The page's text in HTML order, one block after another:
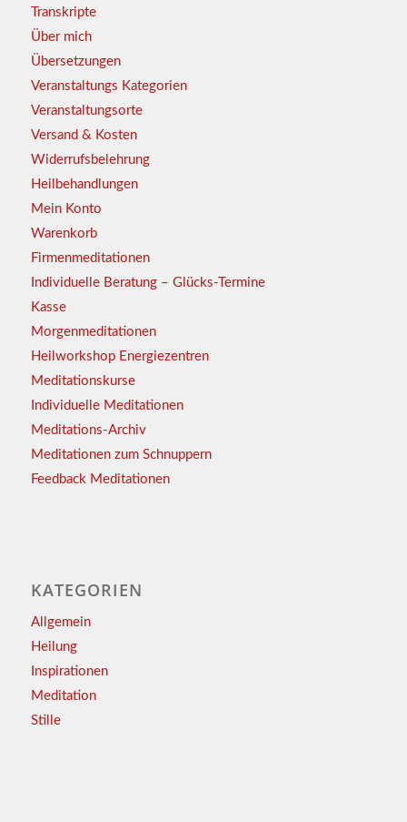
Transkripte
Über mich
Übersetzungen
Veranstaltungs Kategorien
Veranstaltungsorte
Versand & Kosten
Widerrufsbelehrung
Heilbehandlungen
Mein Konto
Warenkorb
Firmenmeditationen
Individuelle Beratung – Glücks-Termine
Kasse
Morgenmeditationen
Heilworkshop Energiezentren
Meditationskurse
Individuelle Meditationen
Meditations-Archiv
Meditationen zum Schnuppern
Feedback Meditationen
KATEGORIEN
Allgemein
Heilung
Inspirationen
Meditation
Stille